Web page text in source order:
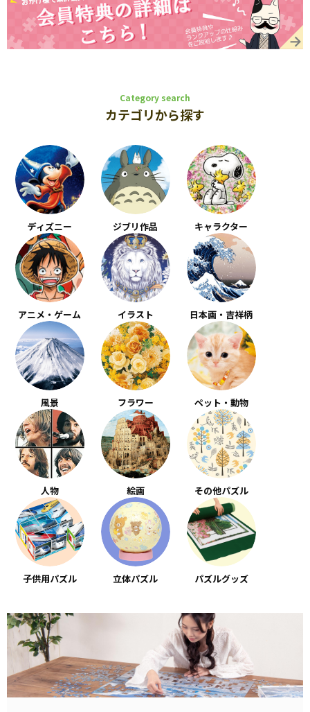
Category search
カテゴリから探す
ディズニー ジブリ作品 キャラクター
アニメ・ゲーム イラスト 日本画・吉祥柄
風景 フラワー ペット・動物
人物 絵画 その他パズル
子供用パズル 立体パズル パズルグッズ